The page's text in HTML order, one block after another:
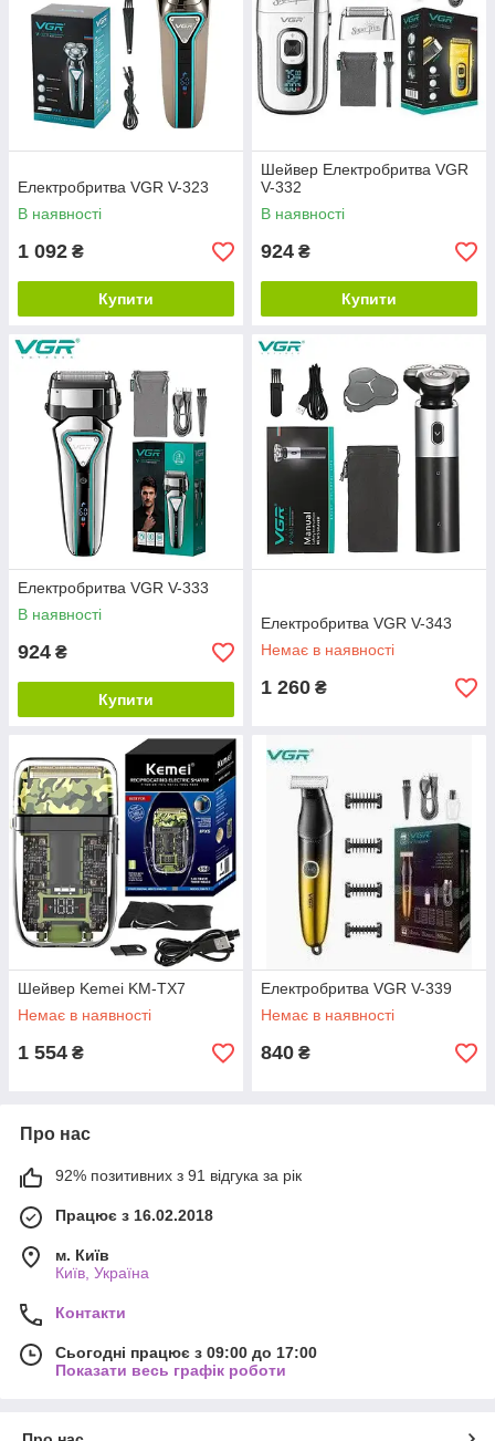
Електробритва VGR V-323
В наявності
1 092 ₴
Купити
Шейвер Електробритва VGR
V-332
В наявності
924 ₴
Купити
Електробритва VGR V-333
В наявності
924 ₴
Купити
Електробритва VGR V-343
Немає в наявності
1 260 ₴
Шейвер Kemei KM-TX7
Немає в наявності
1 554 ₴
Електробритва VGR V-339
Немає в наявності
840 ₴
Про нас
92% позитивних з 91 відгука за рік
Працює з 16.02.2018
м. Київ
Київ, Україна
Контакти
Сьогодні працює з 09:00 до 17:00
Показати весь графік роботи